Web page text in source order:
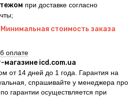
при доставке согласно
стоимость заказа
оплате
магазине icd.com.ua
от 14 дней до 1 года. Гарантия на
спрашивайте у менеджера про
гарантии осуществляется при